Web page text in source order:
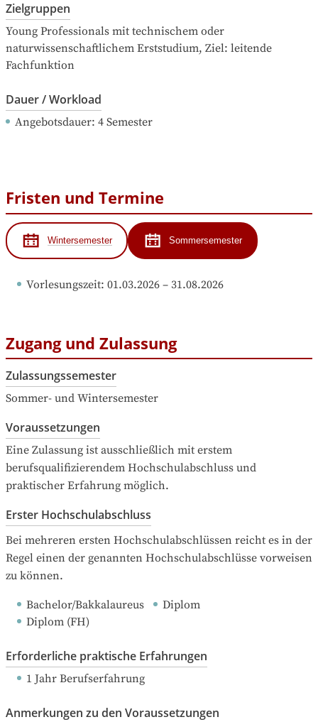
Zielgruppen
Young Professionals mit technischem oder
naturwissenschaftlichem Erststudium, Ziel: leitende
Fachfunktion
Dauer / Workload
Angebotsdauer: 4 Semester
Fristen und Termine
Wintersemester Sommersemester
Vorlesungszeit: 01.03.2026 – 31.08.2026
Zugang und Zulassung
Zulassungssemester
Sommer- und Wintersemester
Voraussetzungen
Eine Zulassung ist ausschließlich mit erstem
berufsqualifizierendem Hochschulabschluss und
praktischer Erfahrung möglich.
Erster Hochschulabschluss
Bei mehreren ersten Hochschulabschlüssen reicht es in der
Regel einen der genannten Hochschulabschlüsse vorweisen
zu können.
Bachelor/Bakkalaureus
Diplom
Diplom (FH)
Erforderliche praktische Erfahrungen
1 Jahr Berufserfahrung
Anmerkungen zu den Voraussetzungen